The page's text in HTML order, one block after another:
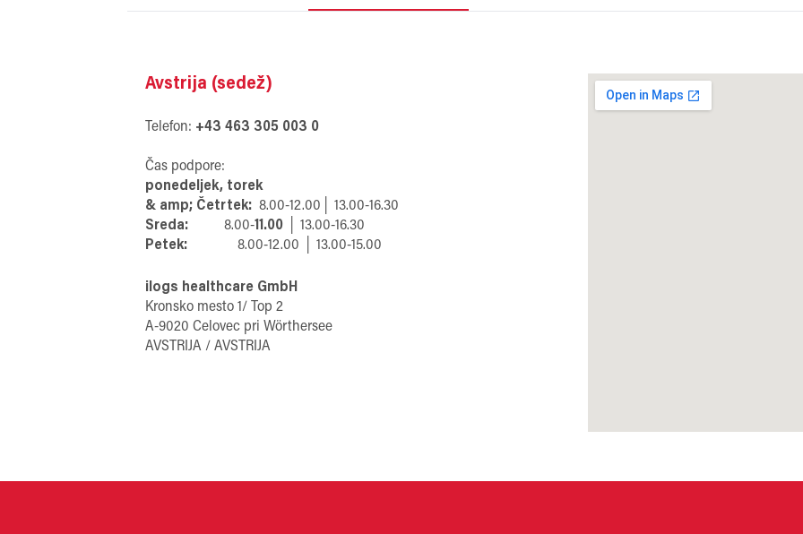
Avstrija (sedež)
Telefon: +43 463 305 003 0
Čas podpore:
ponedeljek, torek
& amp; Četrtek: 8.00-12.00│ 13.00-16.30
Sreda: 8.00-11.00
│ 13.00-16.30
Petek: 8.00-12.00 │ 13.00-15.00
ilogs healthcare GmbH
Kronsko mesto 1/ Top 2
A-9020 Celovec pri Wörthersee
AVSTRIJA / AVSTRIJA